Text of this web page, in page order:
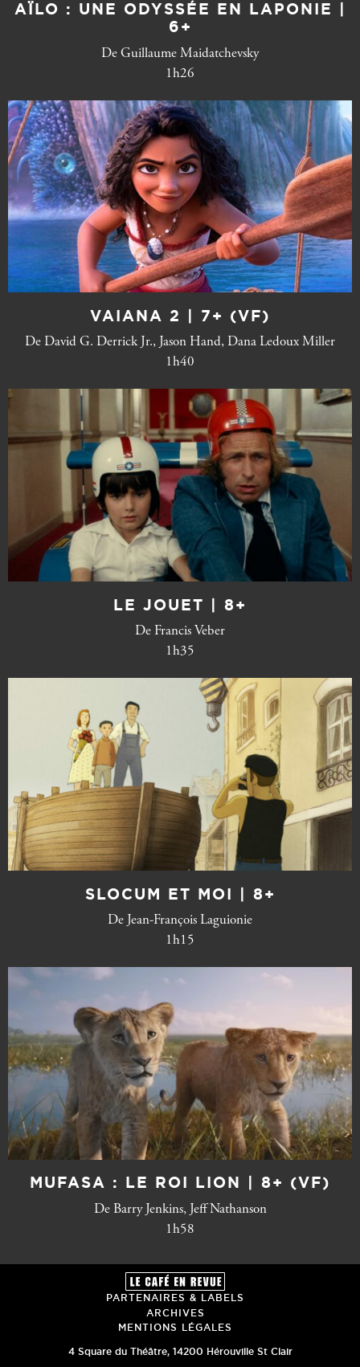
AÏLO : UNE ODYSSÉE EN LAPONIE |
6+
De Guillaume Maidatchevsky
1h26
VAIANA 2 | 7+ (VF)
De David G. Derrick Jr., Jason Hand, Dana Ledoux Miller
1h40
LE JOUET | 8+
De Francis Veber
1h35
SLOCUM ET MOI | 8+
De Jean-François Laguionie
1h15
MUFASA : LE ROI LION | 8+ (VF)
De Barry Jenkins, Jeff Nathanson
1h58
PARTENAIRES & LABELS
ARCHIVES
MENTIONS LÉGALES
4 Square du Théâtre, 14200 Hérouville St Clair